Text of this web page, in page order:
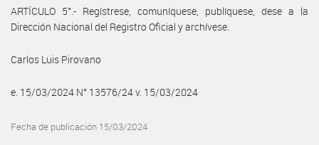
ARTÍCULO 5°.- Regístrese, comuníquese, publíquese, dese a la
Dirección Nacional del Registro Oficial y archívese.
Carlos Luis Pirovano
e. 15/03/2024 N° 13576/24 v. 15/03/2024
Fecha de publicación 15/03/2024